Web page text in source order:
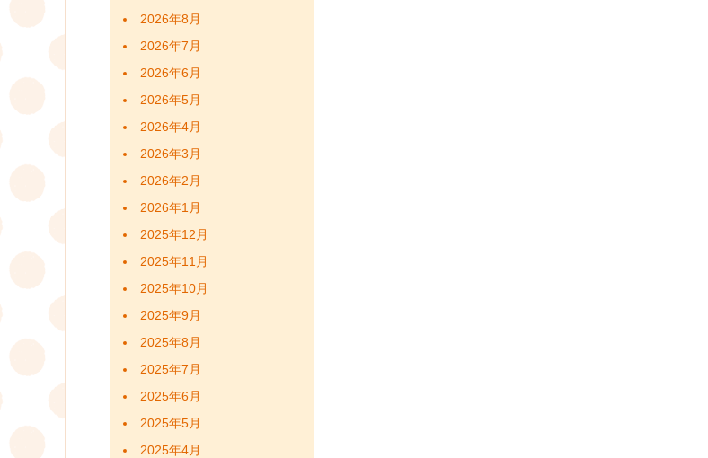
2026年8月
2026年7月
2026年6月
2026年5月
2026年4月
2026年3月
2026年2月
2026年1月
2025年12月
2025年11月
2025年10月
2025年9月
2025年8月
2025年7月
2025年6月
2025年5月
2025年4月